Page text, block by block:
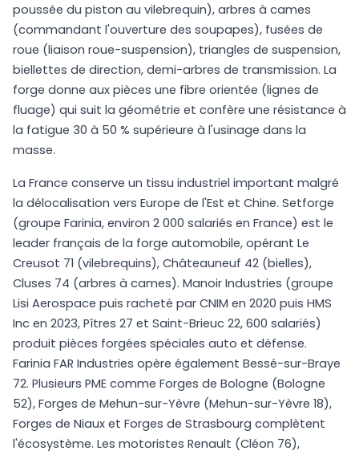
poussée du piston au vilebrequin), arbres à cames
(commandant l'ouverture des soupapes), fusées de
roue (liaison roue-suspension), triangles de suspension,
biellettes de direction, demi-arbres de transmission. La
forge donne aux pièces une fibre orientée (lignes de
fluage) qui suit la géométrie et confère une résistance à
la fatigue 30 à 50 % supérieure à l'usinage dans la
masse.
La France conserve un tissu industriel important malgré
la délocalisation vers Europe de l'Est et Chine. Setforge
(groupe Farinia, environ 2 000 salariés en France) est le
leader français de la forge automobile, opérant Le
Creusot 71 (vilebrequins), Châteauneuf 42 (bielles),
Cluses 74 (arbres à cames). Manoir Industries (groupe
Lisi Aerospace puis racheté par CNIM en 2020 puis HMS
Inc en 2023, Pîtres 27 et Saint-Brieuc 22, 600 salariés)
produit pièces forgées spéciales auto et défense.
Farinia FAR Industries opère également Bessé-sur-Braye
72. Plusieurs PME comme Forges de Bologne (Bologne
52), Forges de Mehun-sur-Yèvre (Mehun-sur-Yèvre 18),
Forges de Niaux et Forges de Strasbourg complètent
l'écosystème. Les motoristes Renault (Cléon 76),